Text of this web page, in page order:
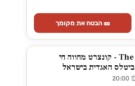
🎫 הבטח את מקומך
The Beatles legend - קונצרט מחווה חי
האגדית בישראל